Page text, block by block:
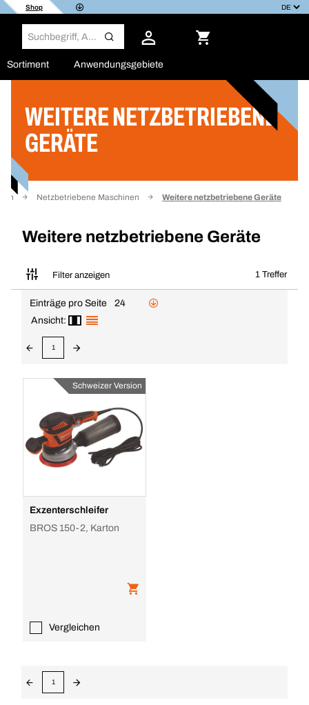
Shop
Sortiment Anwendungsgebiete
WEITERE NETZBETRIEBENE
GERÄTE
Netzbetriebene Maschinen Weitere netzbetriebene Geräte
Weitere netzbetriebene Geräte
Filter anzeigen 1 Treffer
Filter
Einträge pro Seite
24
Ansicht:
1
Schweizer Version
Exzenterschleifer
BROS 150-2, Karton
Vergleichen
1